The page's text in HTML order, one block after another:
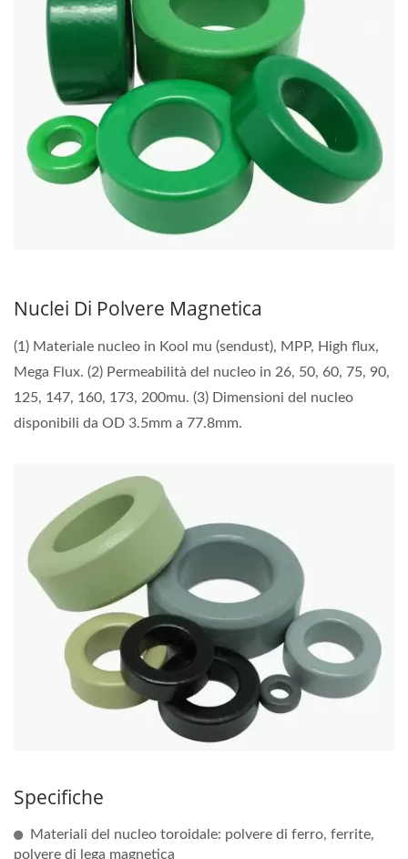
Nuclei Di Polvere Magnetica
(1) Materiale nucleo in Kool mu (sendust), MPP, High flux,
Mega Flux. (2) Permeabilità del nucleo in 26, 50, 60, 75, 90,
125, 147, 160, 173, 200mu. (3) Dimensioni del nucleo
disponibili da OD 3.5mm a 77.8mm.
Specifiche
Materiali del nucleo toroidale: polvere di ferro, ferrite,
polvere di lega magnetica